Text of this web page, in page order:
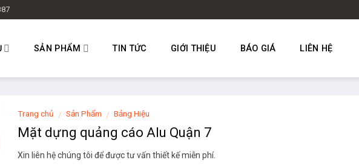
SẢN PHẨM TIN TỨC GIỚI THIỆU BÁO GIÁ LIÊN HỆ
Trang chủ / Sản Phẩm / Bảng Hiệu
Mặt dựng quảng cáo Alu Quận 7
Xin liên hệ chúng tôi để được tư vấn thiết kế miễn phí.